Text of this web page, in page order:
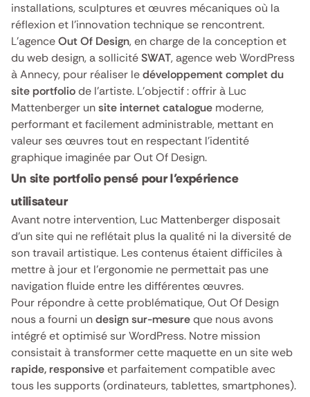
installations, sculptures et œuvres mécaniques où la
réflexion et l’innovation technique se rencontrent.
L’agenceOut Of Design, en charge de la conception et
du web design, a sollicitéSWAT, agence web WordPress
à Annecy, pour réaliser ledéveloppement complet du
site portfoliode l’artiste. L’objectif : offrir à Luc
Mattenberger unsite internet catalogue moderne,
performant et facilement administrable, mettant en
valeur ses œuvres tout en respectant l’identité
graphique imaginée par Out Of Design.
Un site portfolio pensé pour l’expérience
utilisateur
Avant notre intervention, Luc Mattenberger disposait
d’un site qui ne reflétait plus la qualité ni la diversité de
son travail artistique. Les contenus étaient difficiles à
mettre à jour et l’ergonomie ne permettait pas une
navigation fluide entre les différentes œuvres.
Pour répondre à cette problématique, Out Of Design
nous a fourni undesign sur-mesureque nous avons
intégré et optimisé sur WordPress. Notre mission
consistait à transformer cette maquette en un site web
rapide, responsiveet parfaitement compatible avec
tous les supports (ordinateurs, tablettes, smartphones).